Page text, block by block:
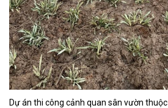
Dự án thi công cảnh quan sân vườn